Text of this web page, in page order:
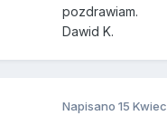
pozdrawiam.
Dawid K.
Napisano 15